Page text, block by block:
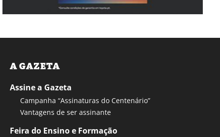
A GAZETA
Assine a Gazeta
Campanha “Assinaturas do Centenário”
Vantagens de ser assinante
Feira do Ensino e Formação